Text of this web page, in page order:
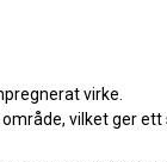
virke.
vilket ger